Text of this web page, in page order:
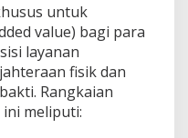
untuk
value) bagi para
layanan
fisik dan
Rangkaian
meliputi: